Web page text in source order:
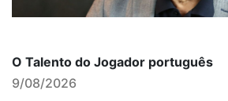
O Talento do Jogador português
9/08/2026